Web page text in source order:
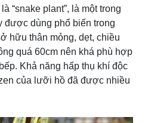
“snake plant”, là một trong
được dùng phổ biến trong
hữu thân mỏng, dẹt, chiều
quá 60cm nên khá phù hợp
Khả năng hấp thụ khí độc
của lưỡi hồ đã được nhiều